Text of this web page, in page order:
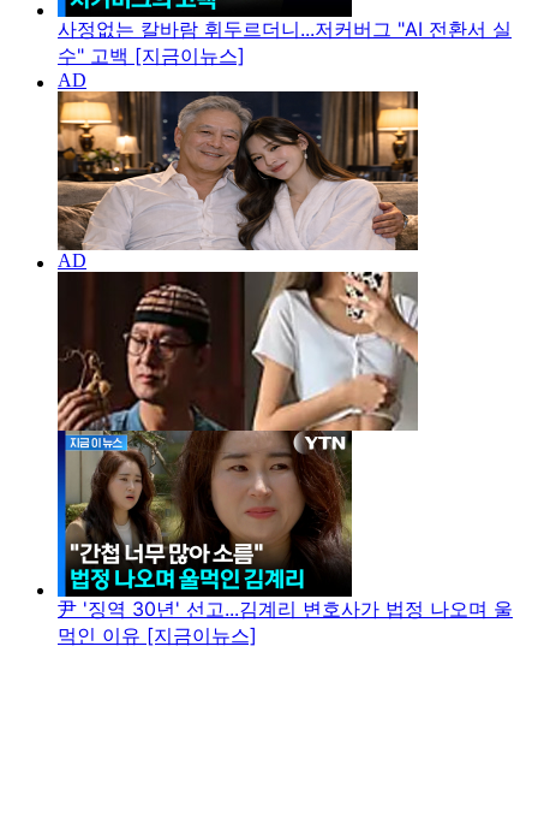
사정없는 칼바람 휘두르더니...저커버그 "AI 전환서 실
수" 고백 [지금이뉴스]
尹 '징역 30년' 선고...김계리 변호사가 법정 나오며 울
먹인 이유 [지금이뉴스]